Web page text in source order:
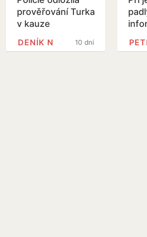
prověřování Turka
v kauze
nenávistných
výroků
10 dní
DENÍK N